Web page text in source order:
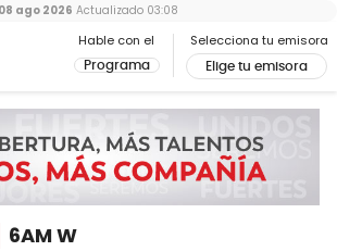
Hable con el
Programa
Selecciona tu emisora
Elige tu emisora
08 ago 2026 Actualizado 03:08
6AM W